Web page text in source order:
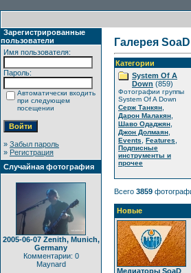
Зарегистрированные
пользователи
Имя пользователя:
Пароль:
Автоматически входить
при следующем
посещении
» Забыл пароль
» Регистрация
Случайная фотография
2005-06-07 Zenith, Munich,
Germany
Комментарии: 0
Maynard
Галерея
Категории
System Of A
Down (859)
Фотографии группы
System Of A Down
Серж Танкян
Дарон Малакян
Шаво Одаджян
Джон Долмаян
Events Features
Подписные
инструменты и
прочее
Всего 3859
Новые
Медиаторы SoaD